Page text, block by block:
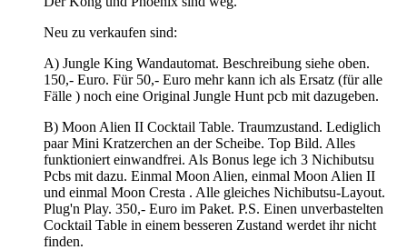
Neu zu verkaufen sind:
A) Jungle King Wandautomat. Beschreibung siehe oben.
150,- Euro. Für 50,- Euro mehr kann ich als Ersatz (für alle
Fälle ) noch eine Original Jungle Hunt pcb mit dazugeben.
B) Moon Alien II Cocktail Table. Traumzustand. Lediglich
paar Mini Kratzerchen an der Scheibe. Top Bild. Alles
funktioniert einwandfrei. Als Bonus lege ich 3 Nichibutsu
Pcbs mit dazu. Einmal Moon Alien, einmal Moon Alien II
und einmal Moon Cresta . Alle gleiches Nichibutsu-Layout.
Plug'n Play. 350,- Euro im Paket. P.S. Einen unverbastelten
Cocktail Table in einem besseren Zustand werdet ihr nicht
finden.